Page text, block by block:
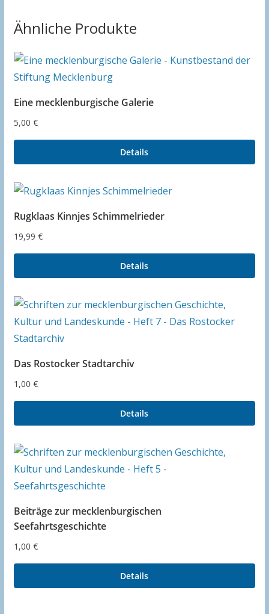
Ähnliche Produkte
Eine mecklenburgische Galerie
5,00 €
Details
Rugklaas Kinnjes Schimmelrieder
19,99 €
Details
Das Rostocker Stadtarchiv
1,00 €
Details
Beiträge zur mecklenburgischen
Seefahrtsgeschichte
1,00 €
Details